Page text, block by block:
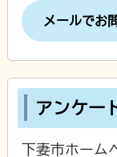
メールでお
アンケー
下妻市ホーム